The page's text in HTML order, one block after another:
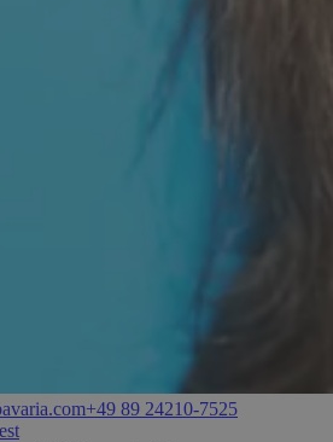
5257-01242 98 94+
ni-